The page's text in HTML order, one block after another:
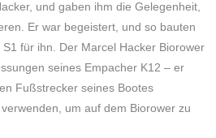
und gaben ihm die Gelegenheit,
Er war begeistert, und so bauten
für ihn. Der Marcel Hacker Biorower
seines Empacher K12 – er
Fußstrecker seines Bootes
um auf dem Biorower zu